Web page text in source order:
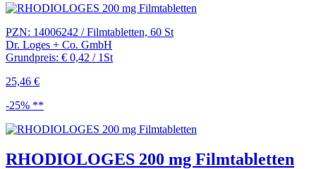
PZN: 14006242 / Filmtabletten, 60 St
Dr. Loges + Co. GmbH
Grundpreis: € 0,42 / 1St
25,46 €
-25% **
RHODIOLOGES 200 mg Filmtabletten